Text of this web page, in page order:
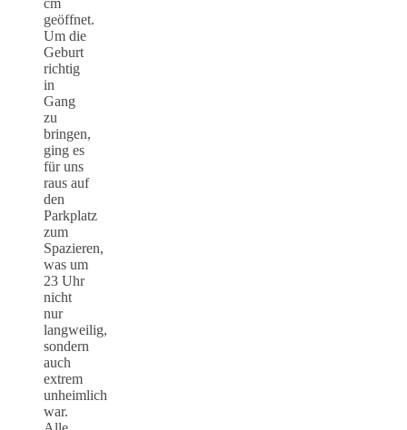
geöffnet.
Um die
Geburt
richtig
in
Gang
zu
bringen,
ging es
für uns
raus auf
den
Parkplatz
zum
Spazieren,
was um
23 Uhr
nicht
nur
langweilig,
sondern
auch
extrem
unheimlich
war.